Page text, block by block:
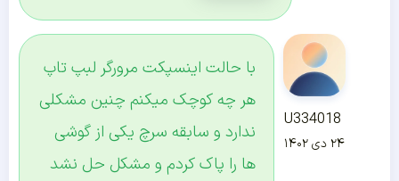
U334018
۲۴ دی ۱۴۰۲
با حالت اینسپکت مرورگر لبپ تاپ
هر چه کوچک میکنم چنین مشکلی
ندارد و سابقه سرچ یکی از گوشی
ها را پاک کردم و مشکل حل نشد